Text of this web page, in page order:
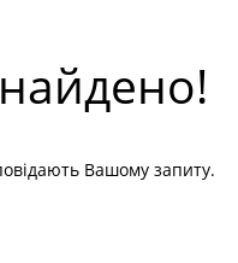
Вашому запиту.